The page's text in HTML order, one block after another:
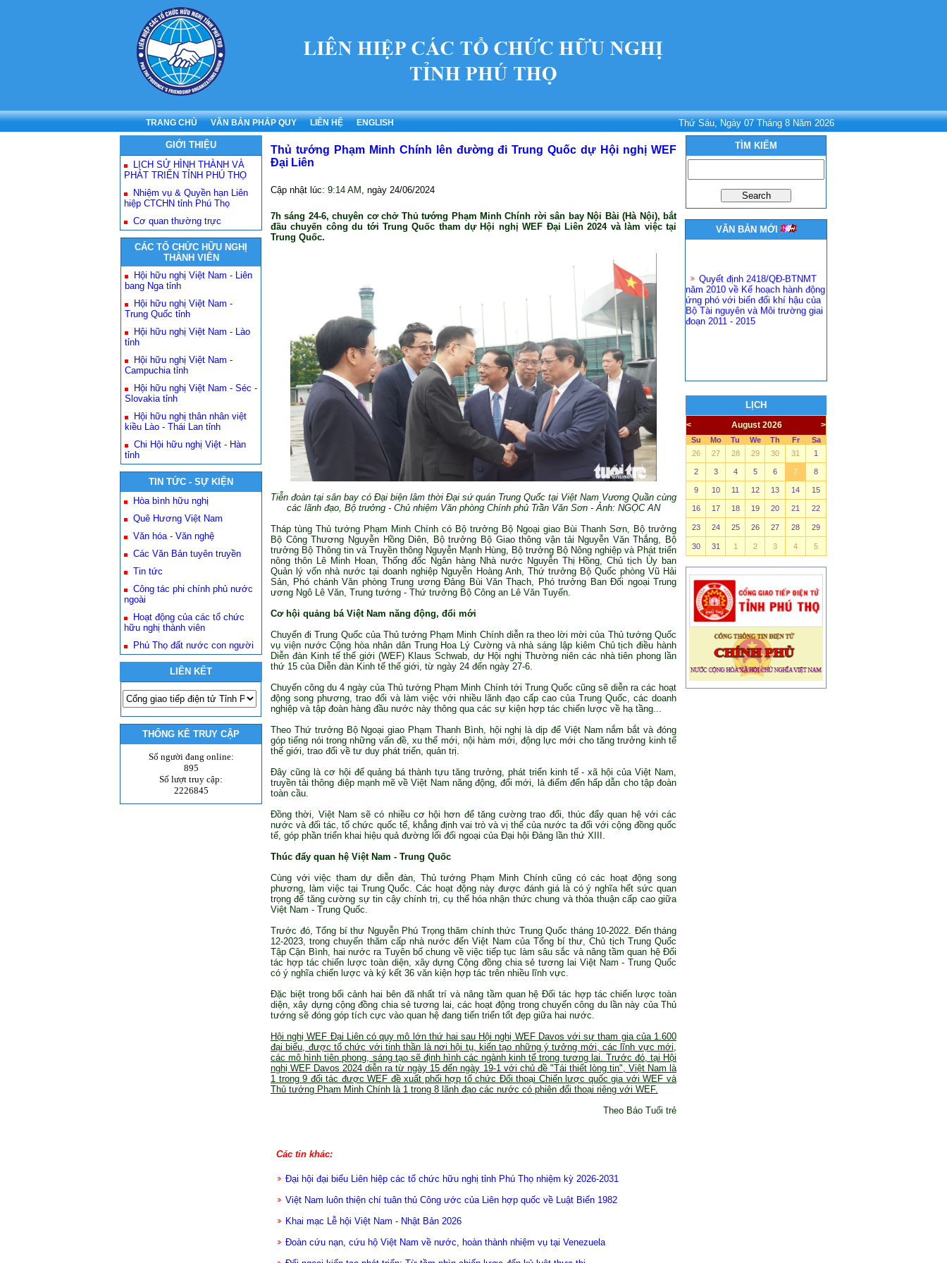
TRANG CHỦ VĂN BẢN PHÁP QUY LIÊN HỆ ENGLISH Thứ Sáu, Ngày 07 Tháng 8 Năm 2026
GIỚI THIỆU
LỊCH SỬ HÌNH THÀNH VÀ
PHÁT TRIỂN TỈNH PHÚ THỌ
Nhiệm vụ & Quyền hạn Liên
hiệp CTCHN tỉnh Phú Thọ
Cơ quan thường trực
CÁC TỔ CHỨC HỮU NGHỊ
THÀNH VIÊN
Hội hữu nghị Việt Nam - Liên
bang Nga tỉnh
Hội hữu nghị Việt Nam -
Trung Quốc tỉnh
Hội hữu nghị Việt Nam - Lào
tỉnh
Hội hữu nghị Việt Nam -
Campuchia tỉnh
Hội hữu nghị Việt Nam - Séc -
Slovakia tỉnh
Hội hữu nghị thân nhân việt
kiều Lào - Thái Lan tỉnh
Chi Hội hữu nghị Việt - Hàn
tỉnh
TIN TỨC - SỰ KIỆN
Hòa bình hữu nghị
Quê Hương Việt Nam
Văn hóa - Văn nghệ
Các Văn Bản tuyên truyền
Tin tức
Công tác phi chính phủ nước
ngoài
Hoạt động của các tổ chức
hữu nghị thành viên
Phú Thọ đất nước con người
LIÊN KẾT
THỐNG KÊ TRUY CẬP
Số người đang online:
895
Số lượt truy cập:
2226845
Thủ tướng Phạm Minh Chính lên đường đi Trung Quốc dự Hội nghị WEF
Đại Liên
Cập nhật lúc: 9:14 AM , ngày 24/06/2024
7h sáng 24-6, chuyên cơ chở Thủ tướng Phạm Minh Chính rời sân bay Nội Bài (Hà Nội), bắt
đầu chuyến công du tới Trung Quốc tham dự Hội nghị WEF Đại Liên 2024 và làm việc tại
Trung Quốc.
Tiễn đoàn tại sân bay có Đại biện lâm thời Đại sứ quán Trung Quốc tại Việt Nam Vương Quần cùng
các lãnh đạo, Bộ trưởng - Chủ nhiệm Văn phòng Chính phủ Trần Văn Sơn - Ảnh: NGỌC AN
Tháp tùng Thủ tướng Phạm Minh Chính có Bộ trưởng Bộ Ngoại giao Bùi Thanh Sơn, Bộ trưởng
Bộ Công Thương Nguyễn Hồng Diên, Bộ trưởng Bộ Giao thông vận tải Nguyễn Văn Thắng, Bộ
trưởng Bộ Thông tin và Truyền thông Nguyễn Mạnh Hùng, Bộ trưởng Bộ Nông nghiệp và Phát triển
nông thôn Lê Minh Hoan, Thống đốc Ngân hàng Nhà nước Nguyễn Thị Hồng, Chủ tịch Ủy ban
Quản lý vốn nhà nước tại doanh nghiệp Nguyễn Hoàng Anh, Thứ trưởng Bộ Quốc phòng Vũ Hải
Sản, Phó chánh Văn phòng Trung ương Đảng Bùi Văn Thạch, Phó trưởng Ban Đối ngoại Trung
ương Ngô Lê Văn, Trung tướng - Thứ trưởng Bộ Công an Lê Văn Tuyến.
Cơ hội quảng bá Việt Nam năng động, đổi mới
Chuyến đi Trung Quốc của Thủ tướng Phạm Minh Chính diễn ra theo lời mời của Thủ tướng Quốc
vụ viện nước Cộng hòa nhân dân Trung Hoa Lý Cường và nhà sáng lập kiêm Chủ tịch điều hành
Diễn đàn Kinh tế thế giới (WEF) Klaus Schwab, dự Hội nghị Thường niên các nhà tiên phong lần
thứ 15 của Diễn đàn Kinh tế thế giới, từ ngày 24 đến ngày 27-6.
Chuyến công du 4 ngày của Thủ tướng Phạm Minh Chính tới Trung Quốc cũng sẽ diễn ra các hoạt
động song phương, trao đổi và làm việc với nhiều lãnh đạo cấp cao của Trung Quốc, các doanh
nghiệp và tập đoàn hàng đầu nước này thông qua các sự kiện hợp tác chiến lược về hạ tầng...
Theo Thứ trưởng Bộ Ngoại giao Phạm Thanh Bình, hội nghị là dịp để Việt Nam nắm bắt và đóng
góp tiếng nói trong những vấn đề, xu thế mới, nội hàm mới, động lực mới cho tăng trưởng kinh tế
thế giới, trao đổi về tư duy phát triển, quản trị.
Đây cũng là cơ hội để quảng bá thành tựu tăng trưởng, phát triển kinh tế - xã hội của Việt Nam,
truyền tải thông điệp mạnh mẽ về Việt Nam năng động, đổi mới, là điểm đến hấp dẫn cho tập đoàn
toàn cầu.
Đồng thời, Việt Nam sẽ có nhiều cơ hội hơn để tăng cường trao đổi, thúc đẩy quan hệ với các
nước và đối tác, tổ chức quốc tế, khẳng định vai trò và vị thế của nước ta đối với cộng đồng quốc
tế, góp phần triển khai hiệu quả đường lối đối ngoại của Đại hội Đảng lần thứ XIII.
Thúc đẩy quan hệ Việt Nam - Trung Quốc
Cùng với việc tham dự diễn đàn, Thủ tướng Phạm Minh Chính cũng có các hoạt động song
phương, làm việc tại Trung Quốc. Các hoạt động này được đánh giá là có ý nghĩa hết sức quan
trọng để tăng cường sự tin cậy chính trị, cụ thể hóa nhận thức chung và thỏa thuận cấp cao giữa
Việt Nam - Trung Quốc.
Trước đó, Tổng bí thư Nguyễn Phú Trọng thăm chính thức Trung Quốc tháng 10-2022. Đến tháng
12-2023, trong chuyến thăm cấp nhà nước đến Việt Nam của Tổng bí thư, Chủ tịch Trung Quốc
Tập Cận Bình, hai nước ra Tuyên bố chung về việc tiếp tục làm sâu sắc và nâng tầm quan hệ Đối
tác hợp tác chiến lược toàn diện, xây dựng Cộng đồng chia sẻ tương lai Việt Nam - Trung Quốc
có ý nghĩa chiến lược và ký kết 36 văn kiện hợp tác trên nhiều lĩnh vực.
Đặc biệt trong bối cảnh hai bên đã nhất trí và nâng tầm quan hệ Đối tác hợp tác chiến lược toàn
diện, xây dựng cộng đồng chia sẻ tương lai, các hoạt động trong chuyến công du lần này của Thủ
tướng sẽ đóng góp tích cực vào quan hệ đang tiến triển tốt đẹp giữa hai nước.
Hội nghị WEF Đại Liên có quy mô lớn thứ hai sau Hội nghị WEF Davos với sự tham gia của 1.600
đại biểu, được tổ chức với tinh thần là nơi hội tụ, kiến tạo những ý tưởng mới, các lĩnh vực mới,
các mô hình tiên phong, sáng tạo sẽ định hình các ngành kinh tế trong tương lai. Trước đó, tại Hội
nghị WEF Davos 2024 diễn ra từ ngày 15 đến ngày 19-1 với chủ đề "Tái thiết lòng tin", Việt Nam là
1 trong 9 đối tác được WEF đề xuất phối hợp tổ chức Đối thoại Chiến lược quốc gia với WEF và
Thủ tướng Phạm Minh Chính là 1 trong 8 lãnh đạo các nước có phiên đối thoại riêng với WEF.
Theo Báo Tuổi trẻ
Các tin khác:
Đại hội đại biểu Liên hiệp các tổ chức hữu nghị tỉnh Phú Thọ nhiệm kỳ 2026-2031
Việt Nam luôn thiện chí tuân thủ Công ước của Liên hợp quốc về Luật Biển 1982
Khai mạc Lễ hội Việt Nam - Nhật Bản 2026
Đoàn cứu nạn, cứu hộ Việt Nam về nước, hoàn thành nhiệm vụ tại Venezuela
TÌM KIẾM
VĂN BẢN MỚI
năm 2010 về Kế hoạch hành động
ứng phó với biến đổi khí hậu của
Bộ Tài nguyên và Môi trường giai
đoạn 2011 - 2015
LỊCH
< August 2026 >
Su Mo Tu We Th Fr
Sa
26
27 28 29 30 31 1
2 3 4 5 6 7 8
9 10 11 12 13 14 15
16 17 18 19 20 21 22
23 24 25 26 27 28 29
30 31 1 2 3 4 5